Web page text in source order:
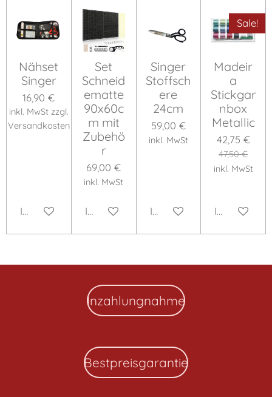
Nähset
Singer
16,90 €
inkl. MwSt zzgl.
Versandkosten
In den Warenkorb
Set
Schneid
ematte
90x60c
m mit
Zubehö
r
69,00 €
inkl. MwSt
In den Warenkorb
Singer
Stoffsch
ere
24cm
59,00 €
inkl. MwSt
In den Warenkorb
Sale!
Madeir
a
Stickgar
nbox
Metallic
42,75 €
47,50 €
inkl. MwSt
In den
Inzahlungnahme
Bestpreisgarantie